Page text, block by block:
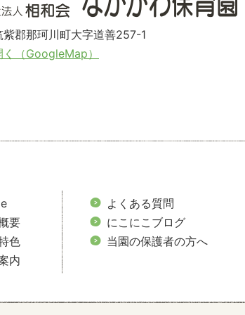
紫郡那珂川町大字道善257-1
（GoogleMap）
要
色
内
よくある質問
にこにこブログ
当園の保護者の方へ